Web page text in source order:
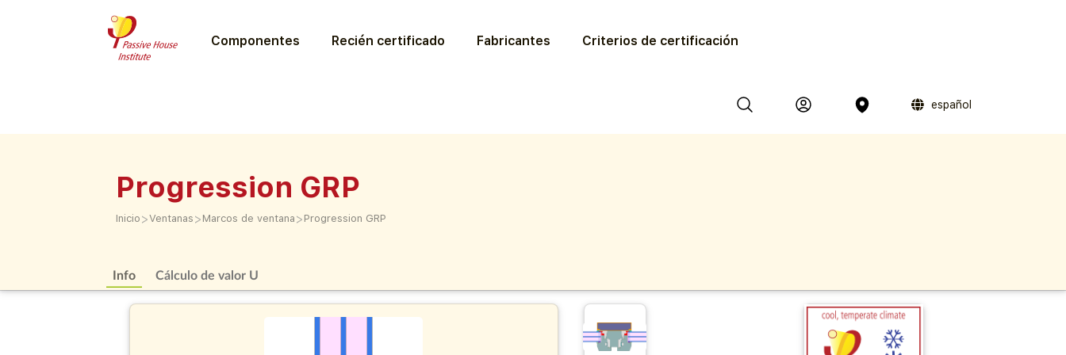
Componentes Recién certificado Fabricantes Criterios de certificación
español
Progression GRP
Inicio >Ventanas > Marcos de ventana > Progression GRP
Info Cálculo de valor U